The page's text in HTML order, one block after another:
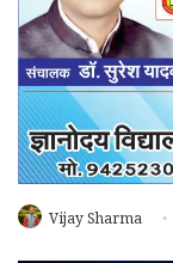
Vijay Sharma